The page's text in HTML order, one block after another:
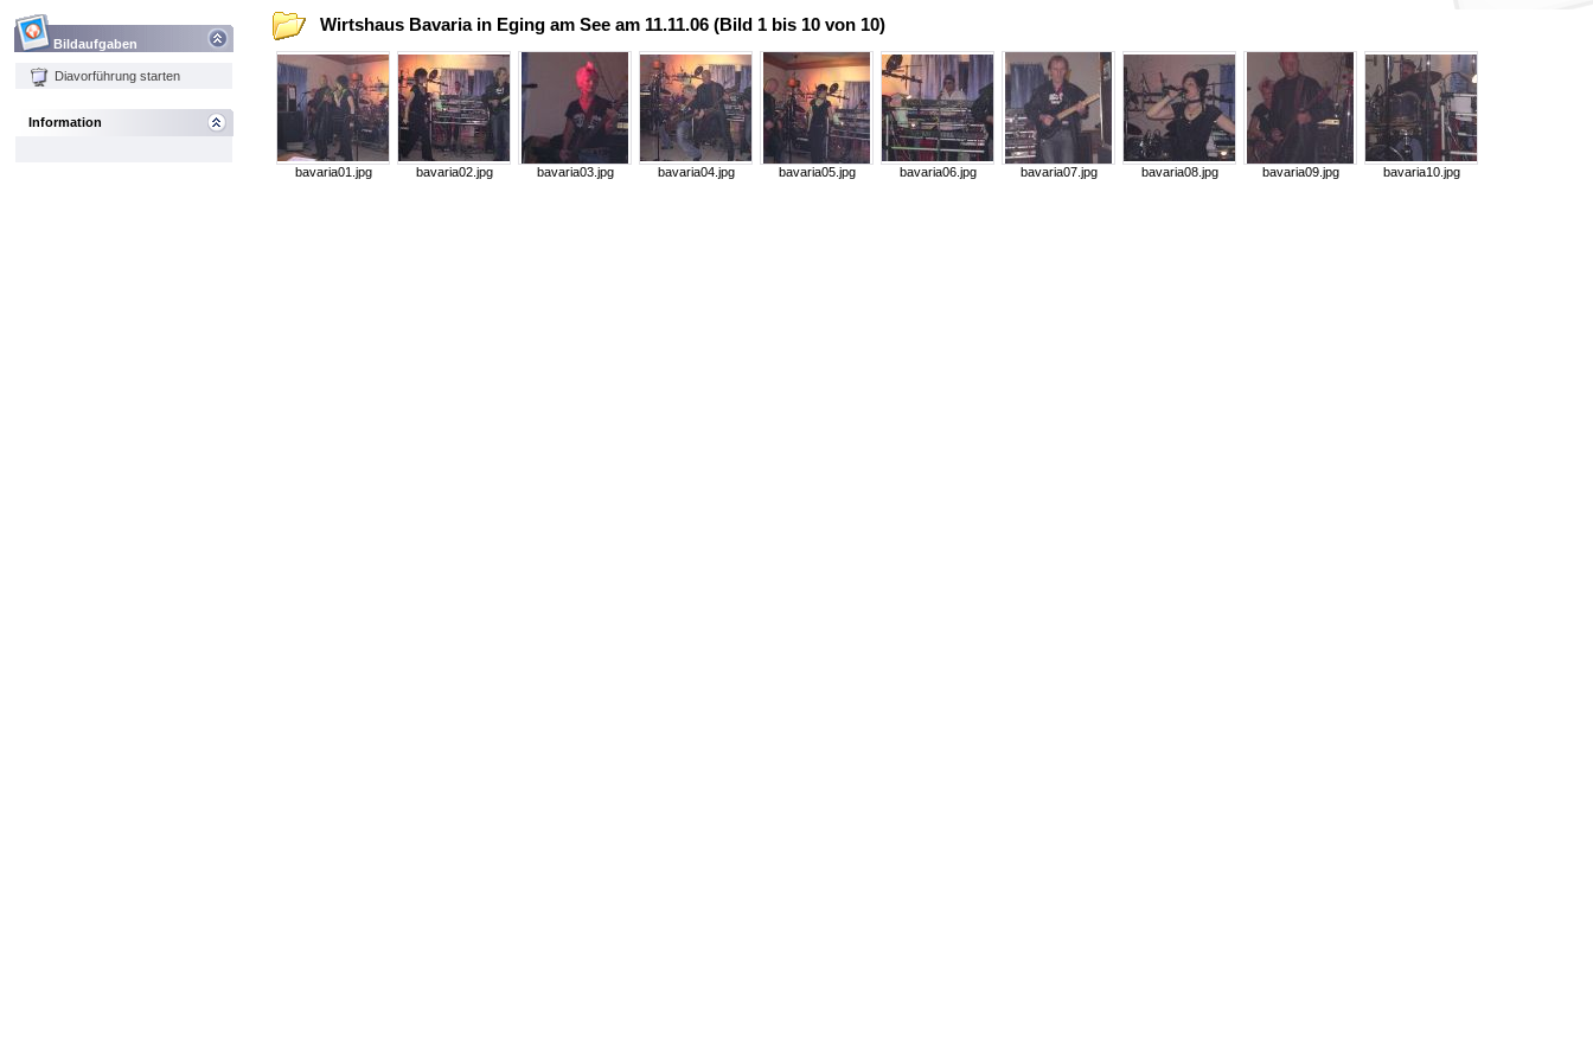
Wirtshaus Bavaria in Eging am See am 11.11.06 (Bild 1 bis 10 von 10)
bavaria01.jpg bavaria02.jpg bavaria03.jpg bavaria04.jpg bavaria05.jpg bavaria06.jpg bavaria07.jpg bavaria08.jpg bavaria09.jpg bavaria10.jpg
Bildaufgaben
Diavorführung starten
Information